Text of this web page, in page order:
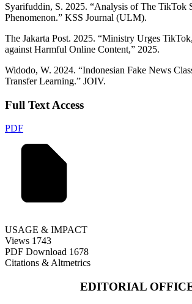
Syarifuddin, S. 2025. “Analysis of The TikTok
Phenomenon.” KSS Journal (ULM).
The Jakarta Post. 2025. “Ministry Urges
against Harmful Online Content,” 2025.
Widodo, W. 2024. “Indonesian Fake News
Transfer Learning.” JOIV.
Full Text Access
PDF
USAGE & IMPACT
Views 1743
PDF Download 1678
Citations & Altmetrics
EDITORIAL